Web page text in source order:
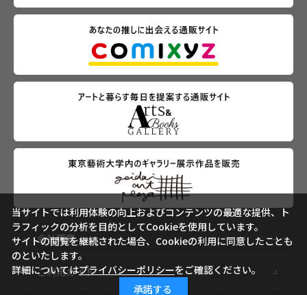
会社概要
ご利用ガイド
当サイトでは利用体験の向上およびコンテンツの最適な提供、ト
ラフィックの分析を目的としてCookieを使用しています。
サイトの閲覧を継続された場合、Cookieの利用に同意したことも
のといたします。
詳細についてはプライバシーポリシーをご確認ください。
承諾する